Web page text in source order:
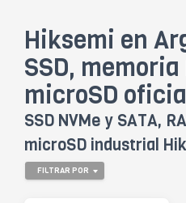
Hiksemi en
SSD, memoria
microSD
SSD NVMe y SATA,
microSD industrial
FILTRAR POR